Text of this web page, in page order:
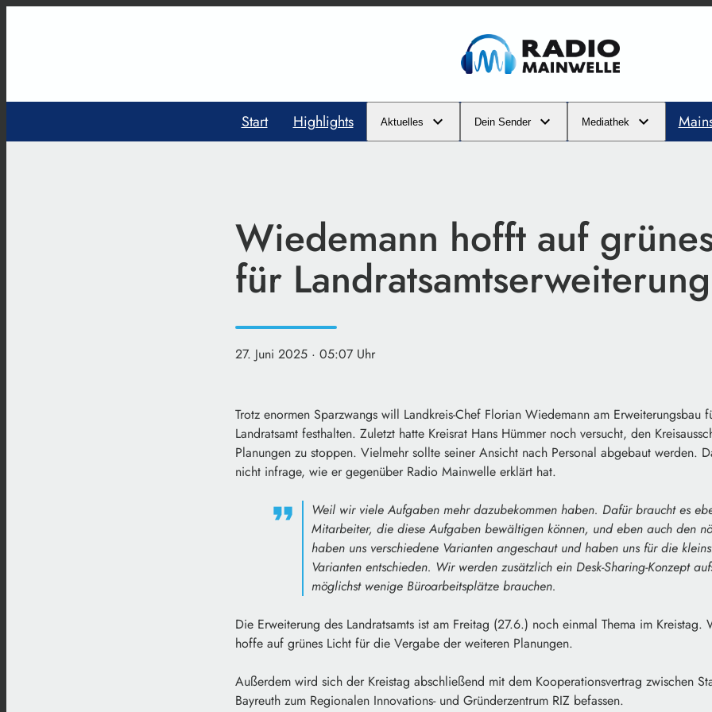
Start Highlights Aktuelles Dein Sender Mediathek
Wiedemann hofft auf
für Landratsamtserweiterung
27. Juni 2025 · 05:07 Uhr
Trotz enormen Sparzwangs will Landkreis-Chef Florian Wiedemann am Erweiterungsbau
Landratsamt festhalten. Zuletzt hatte Kreisrat Hans Hümmer noch versucht, den
Planungen zu stoppen. Vielmehr sollte seiner Ansicht nach Personal abgebaut werden.
nicht infrage, wie er gegenüber Radio Mainwelle erklärt hat.
Weil wir viele Aufgaben mehr dazubekommen haben. Dafür braucht es
Mitarbeiter, die diese Aufgaben bewältigen können, und eben auch den
haben uns verschiedene Varianten angeschaut und haben uns für die
Varianten entschieden. Wir werden zusätzlich ein Desk-Sharing-Konzept
möglichst wenige Büroarbeitsplätze brauchen.
Die Erweiterung des Landratsamts ist am Freitag (27.6.) noch einmal Thema im Kreistag.
hoffe auf grünes Licht für die Vergabe der weiteren Planungen.
Außerdem wird sich der Kreistag abschließend mit dem Kooperationsvertrag zwischen
Bayreuth zum Regionalen Innovations- und Gründerzentrum RIZ befassen.